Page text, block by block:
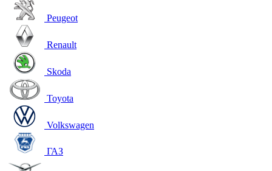
Peugeot
Renault
Skoda
Toyota
Volkswagen
ГАЗ